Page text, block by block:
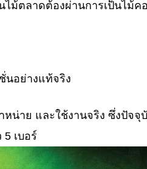
ม้ตลาดต้องผ่านการเป็นไม้
นอย่างแท้จริง
หน่าย และใช้งานจริง ซึ่งปั
เบอร์